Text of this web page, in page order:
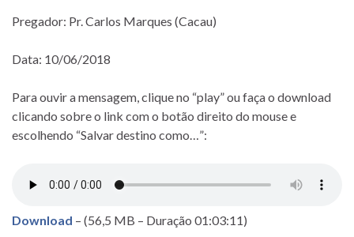
Pregador: Pr. Carlos Marques (Cacau)
Data: 10/06/2018
Para ouvir a mensagem, clique no “play” ou faça o download
clicando sobre o link com o botão direito do mouse e
escolhendo “Salvar destino como…”:
Download – (56,5 MB – Duração 01:03:11)